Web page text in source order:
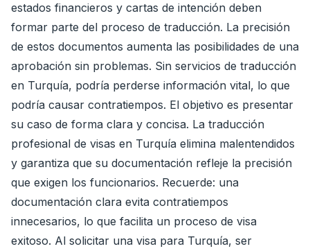
estados financieros y cartas de intención deben
formar parte del proceso de traducción. La precisión
de estos documentos aumenta las posibilidades de una
aprobación sin problemas. Sin servicios de traducción
en Turquía, podría perderse información vital, lo que
podría causar contratiempos. El objetivo es presentar
su caso de forma clara y concisa. La traducción
profesional de visas en Turquía elimina malentendidos
y garantiza que su documentación refleje la precisión
que exigen los funcionarios. Recuerde: una
documentación clara evita contratiempos
innecesarios, lo que facilita un proceso de visa
exitoso. Al solicitar una visa para Turquía, ser